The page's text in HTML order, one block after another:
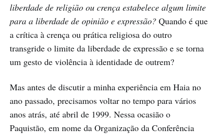
liberdade de religião ou crença estabelece algum limite
para a liberdade de opinião e expressão? Quando é que
a crítica à crença ou prática religiosa do outro
transgride o limite da liberdade de expressão e se torna
um gesto de violência à identidade de outrem?
Mas antes de discutir a minha experiência em Haia no
ano passado, precisamos voltar no tempo para vários
anos atrás, até abril de 1999. Nessa ocasião o
Paquistão, em nome da Organização da Conferência